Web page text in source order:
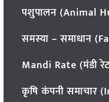
पशुपालन (Animal
समस्या – समाधान
Mandi Rate (मंडी
कृषि कंपनी समाचार